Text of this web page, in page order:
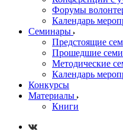
Форумы
Календарь
Семинары
Предстоящие
Прошедшие
Методические
Календарь
Конкурсы
Материалы
Книги